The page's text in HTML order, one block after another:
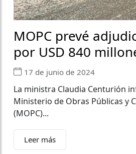
MOPC prevé
por USD 840
17 de junio de 2024
La ministra Claudia Centurión
Ministerio de Obras Públicas y
(MOPC)...
Leer más